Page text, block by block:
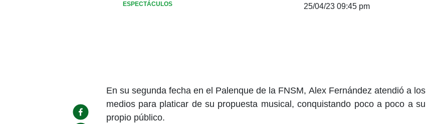
ESPECTÁCULOS 25/04/23 09:45 pm
En su segunda fecha en el Palenque de la FNSM, Alex Fernández atendió a los
medios para platicar de su propuesta musical, conquistando poco a poco a su
propio público.